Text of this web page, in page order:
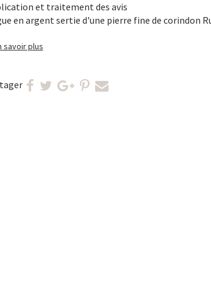
et traitement des avis
en argent sertie d'une pierre fine de corindon
savoir plus